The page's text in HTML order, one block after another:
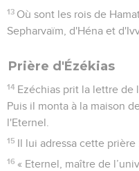
13 Où sont les rois de
Sepharvaïm, d'Héna et
Prière d'Ézékias
14 Ezéchias prit la lettre de
Puis il monta à la maison
l'Eternel.
15 Il lui adressa cette prière
16 « Eternel, maître de